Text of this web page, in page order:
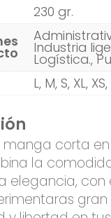
230 gr.
Industria
Logística.,
L, M, S, XL,
manga corta
la
elegancia, con
gran